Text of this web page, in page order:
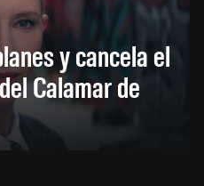
y cancela el
Calamar de